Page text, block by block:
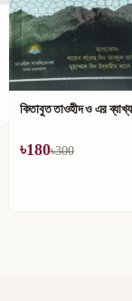
কিতাবুত তাওহীদ ও এর
৳180৳300